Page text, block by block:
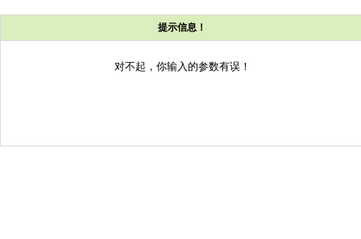
提示信息！
对不起，你输入的参数有误！